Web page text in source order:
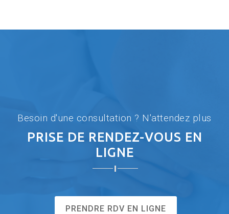
Besoin d'une consultation ? N'attendez plus
PRISE DE RENDEZ-VOUS EN
LIGNE
PRENDRE RDV EN LIGNE